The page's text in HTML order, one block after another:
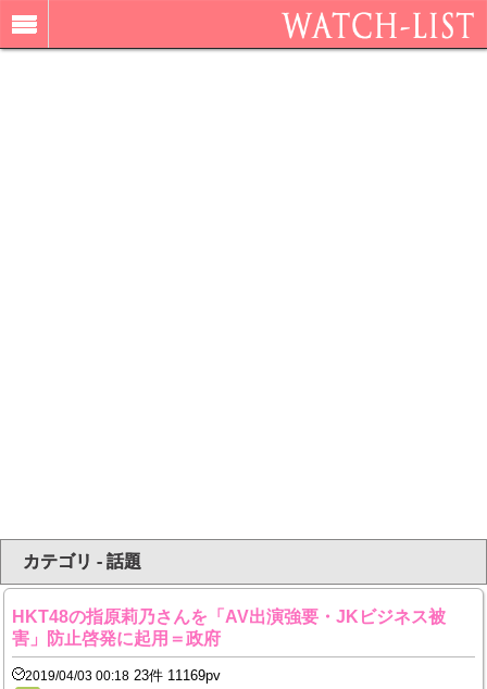
カテゴリ - 話題
HKT48の指原莉乃さんを「AV出演強要・JKビジネス被
害」防止啓発に起用＝政府
2019/04/03 00:18 23件 11169pv